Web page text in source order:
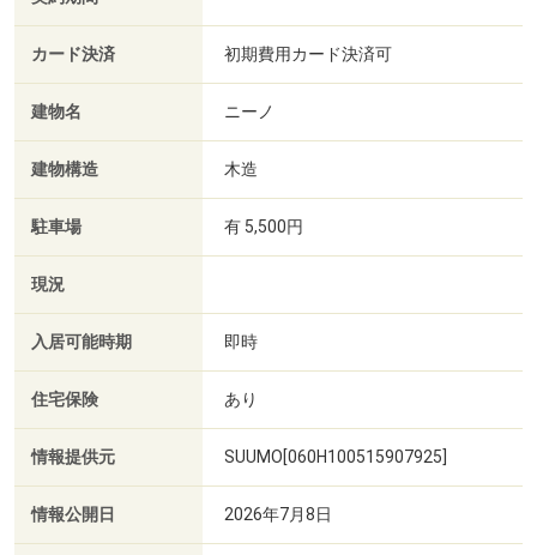
カード決済 初期費用カード決済可
建物名 ニーノ
建物構造 木造
駐車場 有 5,500円
現況
入居可能時期 即時
住宅保険 あり
情報提供元 SUUMO[060H100515907925]
情報公開日 2026年7月8日